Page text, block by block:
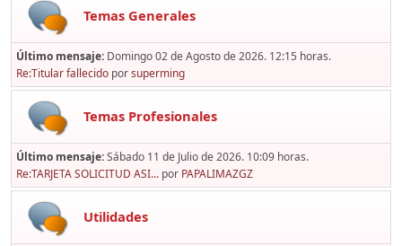
Temas Generales
Último mensaje: Domingo 02 de Agosto de 2026. 12:15 horas.
Re:Titular fallecido porsuperming
Temas Profesionales
Último mensaje:Sábado 11 de Julio de 2026. 10:09 horas.
Re:TARJETA SOLICITUD ASI... por PAPALIMAZGZ
Utilidades